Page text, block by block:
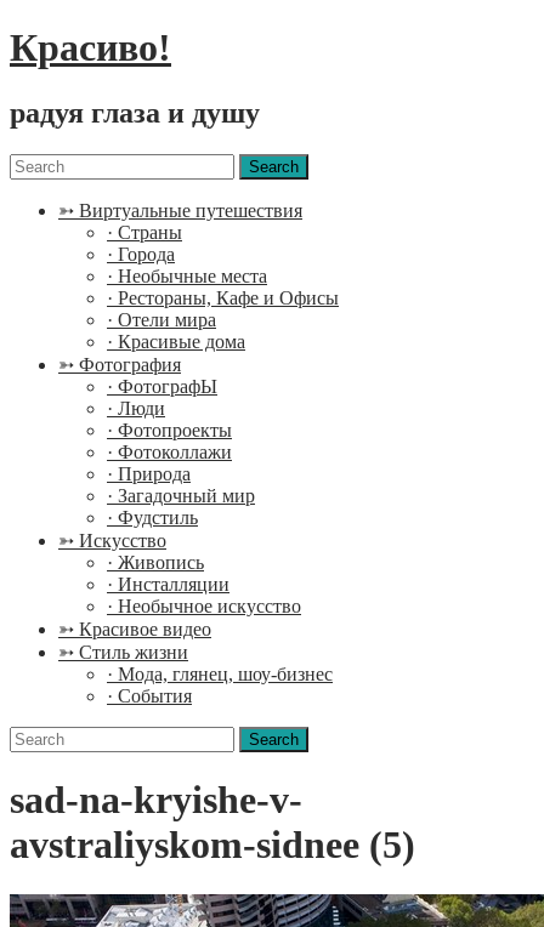
Красиво!
радуя глаза и душу
Menu
Search
for:
➳ Виртуальные путешествия
· Страны
· Города
· Необычные места
· Рестораны, Кафе и Офисы
· Отели мира
· Красивые дома
➳ Фотография
· ФотографЫ
· Люди
· Фотопроекты
· Фотоколлажи
· Природа
· Загадочный мир
· Фудстиль
➳ Искусство
· Живопись
· Инсталляции
· Необычное искусство
➳ Красивое видео
➳ Стиль жизни
· Мода, глянец, шоу-бизнес
· События
Search
for:
sad-na-kryishe-v-
avstraliyskom-sidnee (5)